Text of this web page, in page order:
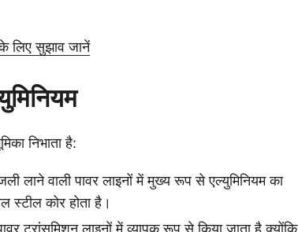
लिए सुझाव जानें
निभाता है:
लाने वाली पावर लाइनों में मुख्य रूप से एल्युमिनियम का
स्टील कोर होता है।